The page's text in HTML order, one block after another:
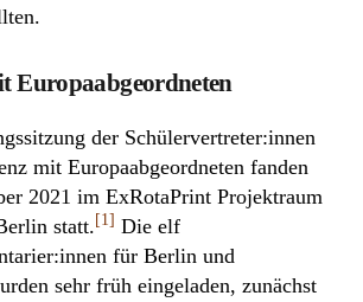
Europaabgeordneten
der Schülervertreter:innen
mit Europaabgeordneten fanden
2021 im ExRotaPrint Projektraum
statt. [1] Die elf
für Berlin und
sehr früh eingeladen, zunächst